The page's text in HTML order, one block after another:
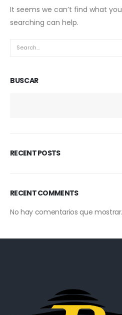
It seems we can’t find what
searching can help.
BUSCAR
RECENT POSTS
RECENT COMMENTS
No hay comentarios que mostrar.